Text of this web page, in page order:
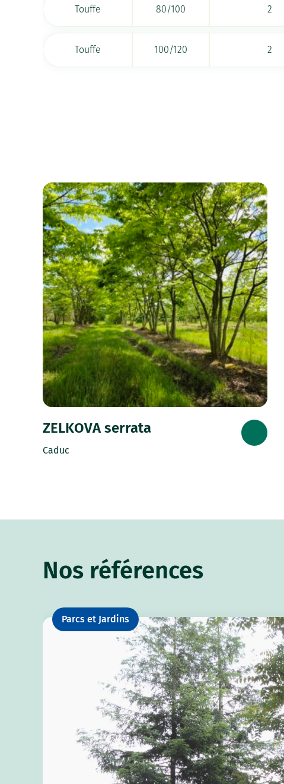
Touffe 80/100 2
Touffe 100/120 2
ZELKOVA serrata
Caduc
Nos références
Parcs et Jardins